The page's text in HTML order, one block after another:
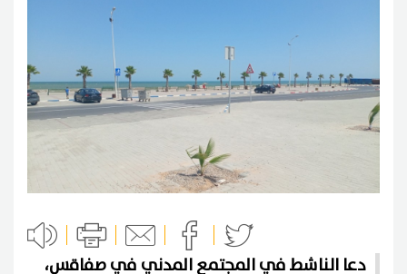
دعا الناشط في المجتمع المدني في صفاقس،